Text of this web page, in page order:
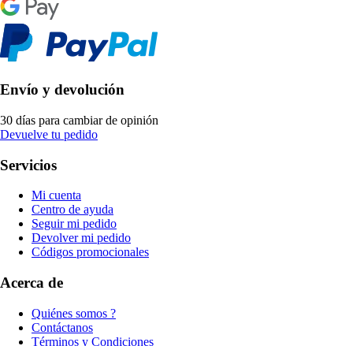
Envío y devolución
30 días para cambiar de opinión
Devuelve tu pedido
Servicios
Mi cuenta
Centro de ayuda
Seguir mi pedido
Devolver mi pedido
Códigos promocionales
Acerca de
Quiénes somos ?
Contáctanos
Términos y Condiciones